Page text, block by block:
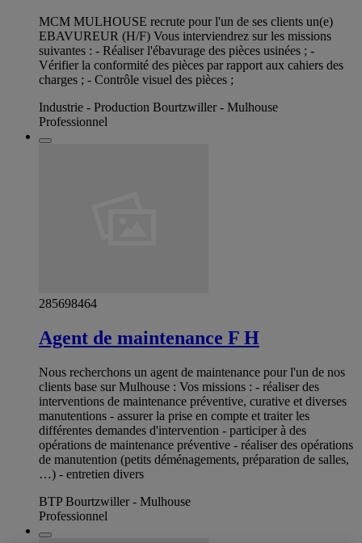
MCM MULHOUSE recrute pour l'un de ses clients un(e)
EBAVUREUR (H/F) Vous interviendrez sur les missions
suivantes : - Réaliser l'ébavurage des pièces usinées ; -
Vérifier la conformité des pièces par rapport aux cahiers des
charges ; - Contrôle visuel des pièces ;
Industrie - Production Bourtzwiller - Mulhouse
Professionnel
285698464
Agent de maintenance F H
Nous recherchons un agent de maintenance pour l'un de nos
clients base sur Mulhouse : Vos missions : - réaliser des
interventions de maintenance préventive, curative et diverses
manutentions - assurer la prise en compte et traiter les
différentes demandes d'intervention - participer à des
opérations de maintenance préventive - réaliser des opérations
de manutention (petits déménagements, préparation de salles,
…) - entretien divers
BTP Bourtzwiller - Mulhouse
Professionnel